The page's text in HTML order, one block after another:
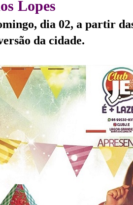
Lopes
dia 02, a partir
da cidade.